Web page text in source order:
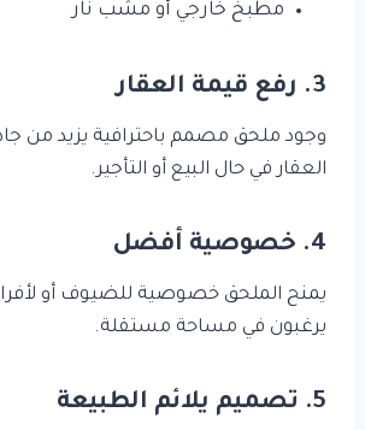
مطبخ خارجي أو مشب نار
3. رفع قيمة العقار
وجود ملحق مصمم باحترافية يزيد من
العقار في حال البيع أو التأجير.
4. خصوصية أفضل
يمنح الملحق خصوصية للضيوف أو لأفراد
يرغبون في مساحة مستقلة.
5. تصميم يلائم الطبيعة